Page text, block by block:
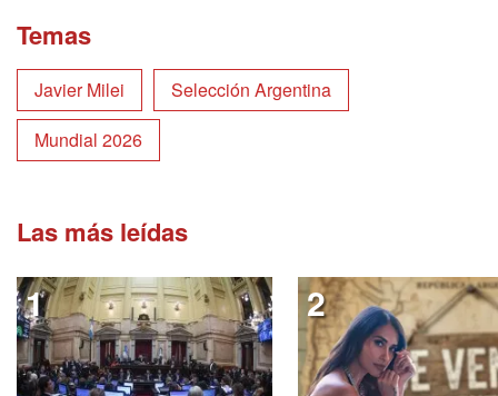
Temas
Javier Milei
Selección Argentina
Mundial 2026
Las más leídas